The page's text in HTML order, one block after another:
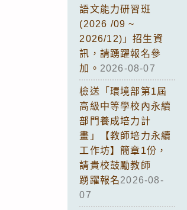
語文能力研習班
(2026 /09 ~
2026/12)」招生資
訊，請踴躍報名參
加。 2026-08-07
檢送「環境部第1屆
高級中等學校內永續
部門養成培力計
畫」【教師培力永續
工作坊】簡章1份，
請貴校鼓勵教師
踴躍報名2026-08-
07